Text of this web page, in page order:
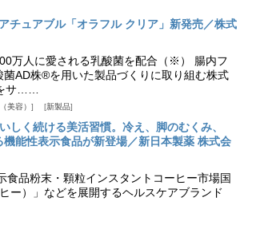
チュアブル「オラフル クリア」新発売／株式
万人に愛される乳酸菌を配合（※） 腸内フ
AD株®を用いた製品づくりに取り組む株式
サ……
美容） 新製品
しく続ける美活習慣。冷え、脚のむくみ、
能性表示食品が新登場／新日本製薬 株式会
食品粉末・顆粒インスタントコーヒー市場国
）」などを展開するヘルスケアブランド